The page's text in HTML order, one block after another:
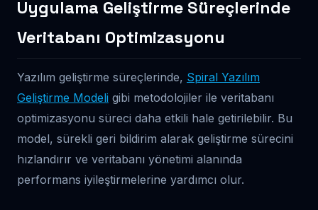
Uygulama Geliştirme Süreçlerinde
Veritabanı Optimizasyonu
Yazılım geliştirme süreçlerinde, Spiral Yazılım
Geliştirme Modeli gibi metodolojiler ile veritabanı
optimizasyonu süreci daha etkili hale getirilebilir. Bu
model, sürekli geri bildirim alarak geliştirme sürecini
hızlandırır ve veritabanı yönetimi alanında
performans iyileştirmelerine yardımcı olur.